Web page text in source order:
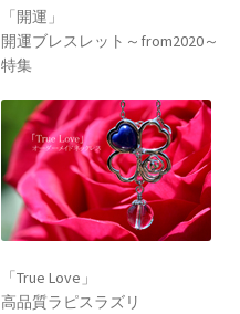
「開運」
開運ブレスレット～from2020～
特集
「True Love」
高品質ラピスラズリ